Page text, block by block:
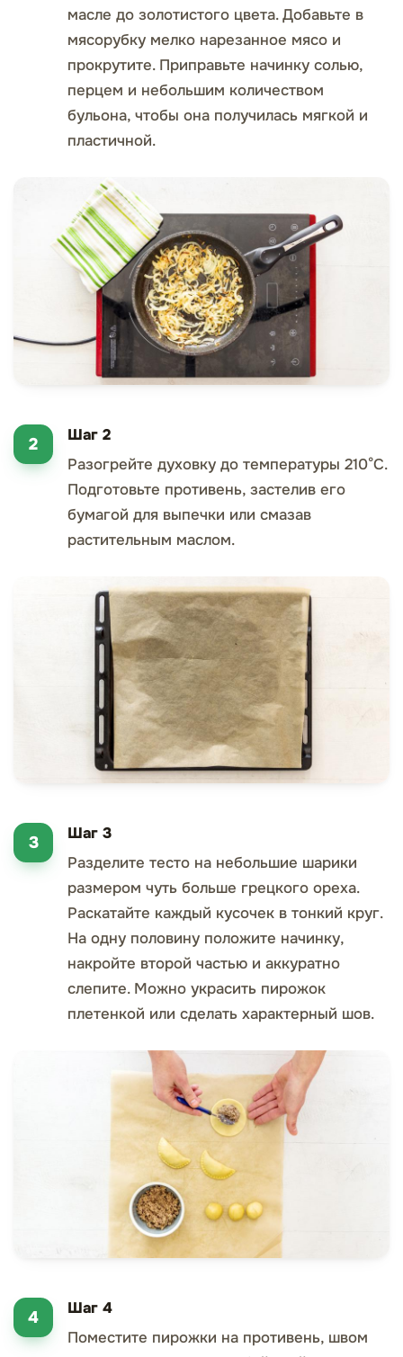
масле до золотистого цвета. Добавьте в
мясорубку мелко нарезанное мясо и
прокрутите. Приправьте начинку солью,
перцем и небольшим количеством
бульона, чтобы она получилась мягкой и
пластичной.
Шаг 2
Разогрейте духовку до температуры 210°C.
Подготовьте противень, застелив его
бумагой для выпечки или смазав
растительным маслом.
Шаг 3
Разделите тесто на небольшие шарики
размером чуть больше грецкого ореха.
Раскатайте каждый кусочек в тонкий круг.
На одну половину положите начинку,
накройте второй частью и аккуратно
слепите. Можно украсить пирожок
плетенкой или сделать характерный шов.
Шаг 4
Поместите пирожки на противень, швом